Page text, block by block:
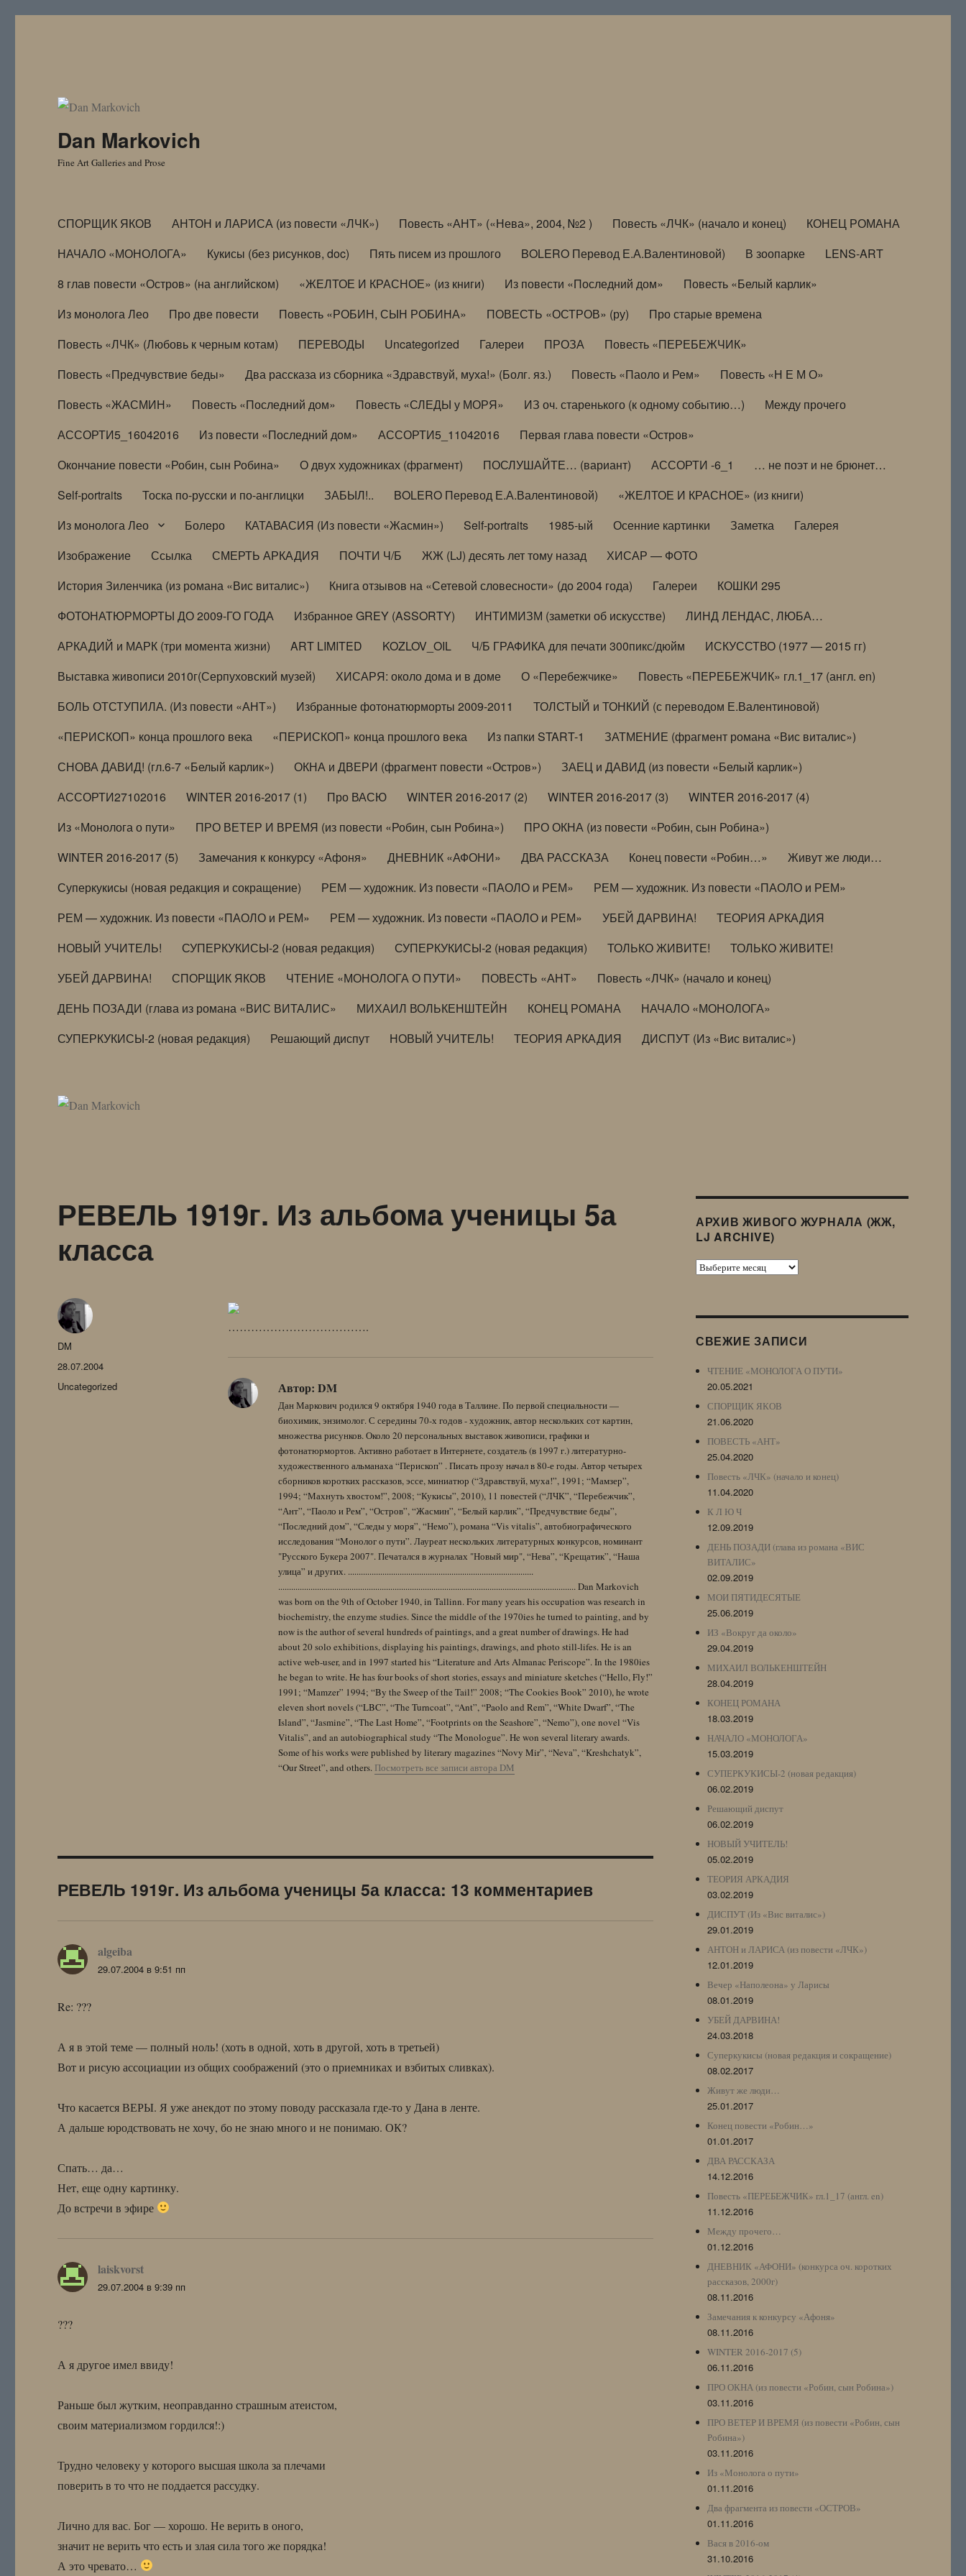
Dan Markovich
Fine Art Galleries and Prose
СПОРЩИК ЯКОВ АНТОН и ЛАРИСА (из повести «ЛЧК») Повесть «АНТ» («Нева», 2004, №2 ) Повесть «ЛЧК» (начало и конец)
КОНЕЦ РОМАНА
НАЧАЛО «МОНОЛОГА»
Кукисы (без рисунков, doc) Пять писем из прошлого BOLERO Перевод Е.А.Валентиновой) В зоопарке
LENS-ART
8 глав повести «Остров» (на английском)
«ЖЕЛТОЕ И КРАСНОЕ» (из книги) Из повести «Последний дом»
Повесть «Белый карлик»
Из монолога Лео
Про две повести Повесть «РОБИН, СЫН РОБИНА» ПОВЕСТЬ «ОСТРОВ» (ру)
Про старые времена
Повесть «ЛЧК» (Любовь к черным котам)
ПЕРЕВОДЫ Uncategorized Галереи ПРОЗА
Повесть «ПЕРЕБЕЖЧИК»
Повесть «Предчувствие беды»
Два рассказа из сборника «Здравствуй, муха!» (Болг. яз.) Повесть «Паоло и Рем»
Повесть «Н Е М О»
Повесть «ЖАСМИН»
Повесть «Последний дом» Повесть «СЛЕДЫ у МОРЯ» ИЗ оч. старенького (к одному событию…)
Между прочего
АССОРТИ5_16042016
Из повести «Последний дом» АССОРТИ5_11042016
Первая глава повести «Остров»
Окончание повести «Робин, сын Робина»
О двух художниках (фрагмент) ПОСЛУШАЙТЕ… (вариант) АССОРТИ -6_1
… не поэт и не брюнет…
Self-portraits
Тоска по-русски и по-англицки ЗАБЫЛ!.. BOLERO Перевод Е.А.Валентиновой)
«ЖЕЛТОЕ И КРАСНОЕ» (из книги)
Из монолога Лео
Болеро КАТАВАСИЯ (Из повести «Жасмин») Self-portraits 1985-ый Осенние картинки Заметка
Галерея
Изображение
Ссылка СМЕРТЬ АРКАДИЯ ПОЧТИ Ч/Б ЖЖ (LJ) десять лет тому назад
ХИСАР — ФОТО
История Зиленчика (из романа «Вис виталис»)
Книга отзывов на «Сетевой словесности» (до 2004 года) Галереи
КОШКИ 295
ФОТОНАТЮРМОРТЫ ДО 2009-ГО ГОДА
Избранное GREY (ASSORTY) ИНТИМИЗМ (заметки об искусстве)
ЛИНД ЛЕНДАС, ЛЮБА…
АРКАДИЙ и МАРК (три момента жизни)
ART LIMITED KOZLOV_OIL Ч/Б ГРАФИКА для печати 300пикс/дюйм
ИСКУССТВО (1977 — 2015 гг)
Выставка живописи 2010г(Серпуховский музей)
ХИСАРЯ: около дома и в доме О «Перебежчике»
Повесть «ПЕРЕБЕЖЧИК» гл.1_17 (англ. en)
БОЛЬ ОТСТУПИЛА. (Из повести «АНТ»)
Избранные фотонатюрморты 2009-2011
ТОЛСТЫЙ и ТОНКИЙ (с переводом Е.Валентиновой)
«ПЕРИСКОП» конца прошлого века
«ПЕРИСКОП» конца прошлого века Из папки START-1
ЗАТМЕНИЕ (фрагмент романа «Вис виталис»)
СНОВА ДАВИД! (гл.6-7 «Белый карлик»)
ОКНА и ДВЕРИ (фрагмент повести «Остров»)
ЗАЕЦ и ДАВИД (из повести «Белый карлик»)
АССОРТИ27102016
WINTER 2016-2017 (1) Про ВАСЮ WINTER 2016-2017 (2) WINTER 2016-2017 (3)
WINTER 2016-2017 (4)
Из «Монолога о пути»
ПРО ВЕТЕР И ВРЕМЯ (из повести «Робин, сын Робина»)
ПРО ОКНА (из повести «Робин, сын Робина»)
WINTER 2016-2017 (5)
Замечания к конкурсу «Афоня» ДНЕВНИК «АФОНИ» ДВА РАССКАЗА Конец повести «Робин…»
Живут же люди…
Суперкукисы (новая редакция и сокращение)
РЕМ — художник. Из повести «ПАОЛО и РЕМ»
РЕМ — художник. Из повести «ПАОЛО и РЕМ»
РЕМ — художник. Из повести «ПАОЛО и РЕМ»
РЕМ — художник. Из повести «ПАОЛО и РЕМ» УБЕЙ ДАРВИНА!
ТЕОРИЯ АРКАДИЯ
НОВЫЙ УЧИТЕЛЬ!
СУПЕРКУКИСЫ-2 (новая редакция) СУПЕРКУКИСЫ-2 (новая редакция) ТОЛЬКО ЖИВИТЕ!
ТОЛЬКО ЖИВИТЕ!
УБЕЙ ДАРВИНА!
СПОРЩИК ЯКОВ ЧТЕНИЕ «МОНОЛОГА О ПУТИ» ПОВЕСТЬ «АНТ»
Повесть «ЛЧК» (начало и конец)
ДЕНЬ ПОЗАДИ (глава из романа «ВИС ВИТАЛИС»
МИХАИЛ ВОЛЬКЕНШТЕЙН КОНЕЦ РОМАНА
НАЧАЛО «МОНОЛОГА»
СУПЕРКУКИСЫ-2 (новая редакция)
Решающий диспут НОВЫЙ УЧИТЕЛЬ! ТЕОРИЯ АРКАДИЯ ДИСПУТ (Из «Вис виталис»)
РЕВЕЛЬ 1919г. Из альбома ученицы 5а
класса
……………………………….
Автор: DM
Дан Маркович родился 9 октября 1940 года в Таллине. По первой специальности —
биохимик, энзимолог. С середины 70-х годов - художник, автор нескольких сот картин,
множества рисунков. Около 20 персональных выставок живописи, графики и
фотонатюрмортов. Активно работает в Интернете, создатель (в 1997 г.) литературно-
художественного альманаха “Перископ” . Писать прозу начал в 80-е годы. Автор четырех
сборников коротких рассказов, эссе, миниатюр (“Здравствуй, муха!”, 1991; “Мамзер”,
1994; “Махнуть хвостом!”, 2008; “Кукисы”, 2010), 11 повестей (“ЛЧК”, “Перебежчик”,
“Ант”, “Паоло и Рем”, “Остров”, “Жасмин”, “Белый карлик”, “Предчувствие беды”,
“Последний дом”, “Следы у моря”, “Немо”), романа “Vis vitalis”, автобиографического
исследования “Монолог о пути”. Лауреат нескольких литературных конкурсов, номинант
"Русского Букера 2007". Печатался в журналах "Новый мир", “Нева”, “Крещатик”, “Наша
улица” и других. ......................................................................................
.......................................................................................................................................... Dan Markovich
was born on the 9th of October 1940, in Tallinn. For many years his occupation was research in
biochemistry, the enzyme studies. Since the middle of the 1970ies he turned to painting, and by
now is the author of several hundreds of paintings, and a great number of drawings. He had
about 20 solo exhibitions, displaying his paintings, drawings, and photo still-lifes. He is an
active web-user, and in 1997 started his “Literature and Arts Almanac Periscope”. In the 1980ies
he began to write. He has four books of short stories, essays and miniature sketches (“Hello, Fly!”
1991; “Mamzer” 1994; “By the Sweep of the Tail!” 2008; “The Cookies Book” 2010), he wrote
eleven short novels (“LBC”, “The Turncoat”, “Ant”, “Paolo and Rem”, “White Dwarf”, “The
Island”, “Jasmine”, “The Last Home”, “Footprints on the Seashore”, “Nemo”), one novel “Vis
Vitalis”, and an autobiographical study “The Monologue”. He won several literary awards.
Some of his works were published by literary magazines “Novy Mir”, “Neva”, “Kreshchatyk”,
“Our Street”, and others. Посмотреть все записи автора DM
Автор
DM
Опубликовано
28.07.2004
Рубрики
Uncategorized
РЕВЕЛЬ 1919г. Из альбома ученицы 5а класса: 13 комментариев
algeiba
29.07.2004 в 9:51 пп
Re: ???
А я в этой теме — полный ноль! (хоть в одной, хоть в другой, хоть в третьей)
Вот и рисую ассоциации из общих соображений (это о приемниках и взбитых сливках).
Что касается ВЕРЫ. Я уже анекдот по этому поводу рассказала где-то у Дана в ленте.
А дальше юродствовать не хочу, бо не знаю много и не понимаю. ОК?
Спать… да…
Нет, еще одну картинку.
До встречи в эфире
laiskvorst
29.07.2004 в 9:39 пп
???
А я другое имел ввиду!
Раньше был жутким, неоправданно страшным атеистом,
своим материализмом гордился!:)
Трудно человеку у которого высшая школа за плечами
поверить в то что не поддается рассудку.
Лично для вас. Бог — хорошо. Не верить в оного,
значит не верить что есть и злая сила того же порядка!
А это чревато…
АРХИВ ЖИВОГО ЖУРНАЛА (ЖЖ,
LJ ARCHIVE)
Архив
Archive)
СВЕЖИЕ ЗАПИСИ
ЧТЕНИЕ «МОНОЛОГА О ПУТИ»
20.05.2021
СПОРЩИК ЯКОВ
21.06.2020
ПОВЕСТЬ «АНТ»
25.04.2020
Повесть «ЛЧК» (начало и конец)
11.04.2020
К Л Ю Ч
12.09.2019
ДЕНЬ ПОЗАДИ (глава из романа «ВИС
ВИТАЛИС»
02.09.2019
МОИ ПЯТИДЕСЯТЫЕ
25.06.2019
ИЗ «Вокруг да около»
29.04.2019
МИХАИЛ ВОЛЬКЕНШТЕЙН
28.04.2019
КОНЕЦ РОМАНА
18.03.2019
НАЧАЛО «МОНОЛОГА»
15.03.2019
СУПЕРКУКИСЫ-2 (новая редакция)
06.02.2019
Решающий диспут
06.02.2019
НОВЫЙ УЧИТЕЛЬ!
05.02.2019
ТЕОРИЯ АРКАДИЯ
03.02.2019
ДИСПУТ (Из «Вис виталис»)
29.01.2019
АНТОН и ЛАРИСА (из повести «ЛЧК»)
12.01.2019
Вечер «Наполеона» у Ларисы
08.01.2019
УБЕЙ ДАРВИНА!
24.03.2018
Суперкукисы (новая редакция и сокращение)
08.02.2017
Живут же люди…
25.01.2017
Конец повести «Робин…»
01.01.2017
ДВА РАССКАЗА
14.12.2016
Повесть «ПЕРЕБЕЖЧИК» гл.1_17 (англ. en)
11.12.2016
Между прочего…
01.12.2016
ДНЕВНИК «АФОНИ» (конкурса оч. коротких
рассказов, 2000г)
08.11.2016
Замечания к конкурсу «Афоня»
08.11.2016
WINTER 2016-2017 (5)
06.11.2016
ПРО ОКНА (из повести «Робин, сын Робина»)
03.11.2016
ПРО ВЕТЕР И ВРЕМЯ (из повести «Робин, сын
Робина»)
03.11.2016
Из «Монолога о пути»
01.11.2016
Два фрагмента из повести «ОСТРОВ»
01.11.2016
Вася в 2016-ом
31.10.2016